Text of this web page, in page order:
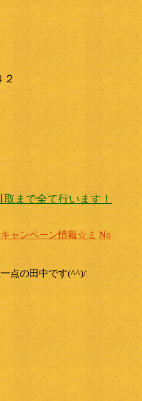
２
まで全て行います！
ャンペーン情報☆ミ No
点の田中です(^^)/